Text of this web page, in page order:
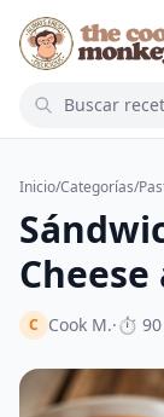
Inicio/Categorías/
C Cook M.·⏱ 90